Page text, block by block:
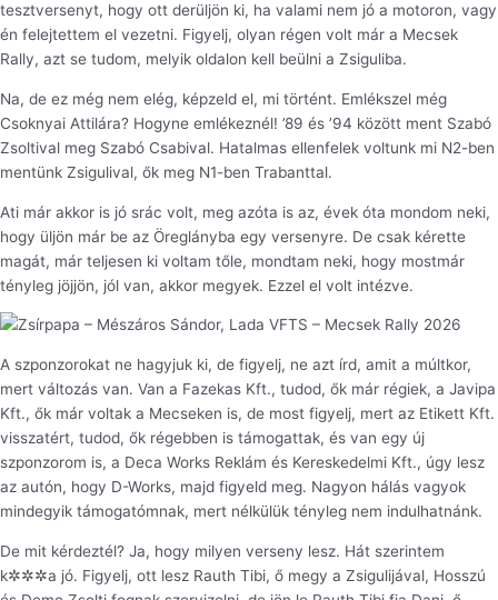
tesztversenyt, hogy ott derüljön ki, ha valami nem jó a motoron, vagy
én felejtettem el vezetni. Figyelj, olyan régen volt már a Mecsek
Rally, azt se tudom, melyik oldalon kell beülni a Zsiguliba.
Na, de ez még nem elég, képzeld el, mi történt. Emlékszel még
Csoknyai Attilára? Hogyne emlékeznél! ’89 és ’94 között ment Szabó
Zsoltival meg Szabó Csabival. Hatalmas ellenfelek voltunk mi N2-ben
mentünk Zsigulival, ők meg N1-ben Trabanttal.
Ati már akkor is jó srác volt, meg azóta is az, évek óta mondom neki,
hogy üljön már be az Öreglányba egy versenyre. De csak kérette
magát, már teljesen ki voltam tőle, mondtam neki, hogy mostmár
tényleg jöjjön, jól van, akkor megyek. Ezzel el volt intézve.
A szponzorokat ne hagyjuk ki, de figyelj, ne azt írd, amit a múltkor,
mert változás van. Van a Fazekas Kft., tudod, ők már régiek, a Javipa
Kft., ők már voltak a Mecseken is, de most figyelj, mert az Etikett Kft.
visszatért, tudod, ők régebben is támogattak, és van egy új
szponzorom is, a Deca Works Reklám és Kereskedelmi Kft., úgy lesz
az autón, hogy D-Works, majd figyeld meg. Nagyon hálás vagyok
mindegyik támogatómnak, mert nélkülük tényleg nem indulhatnánk.
De mit kérdeztél? Ja, hogy milyen verseny lesz. Hát szerintem
k✲✲✲a jó. Figyelj, ott lesz Rauth Tibi, ő megy a Zsigulijával, Hosszú